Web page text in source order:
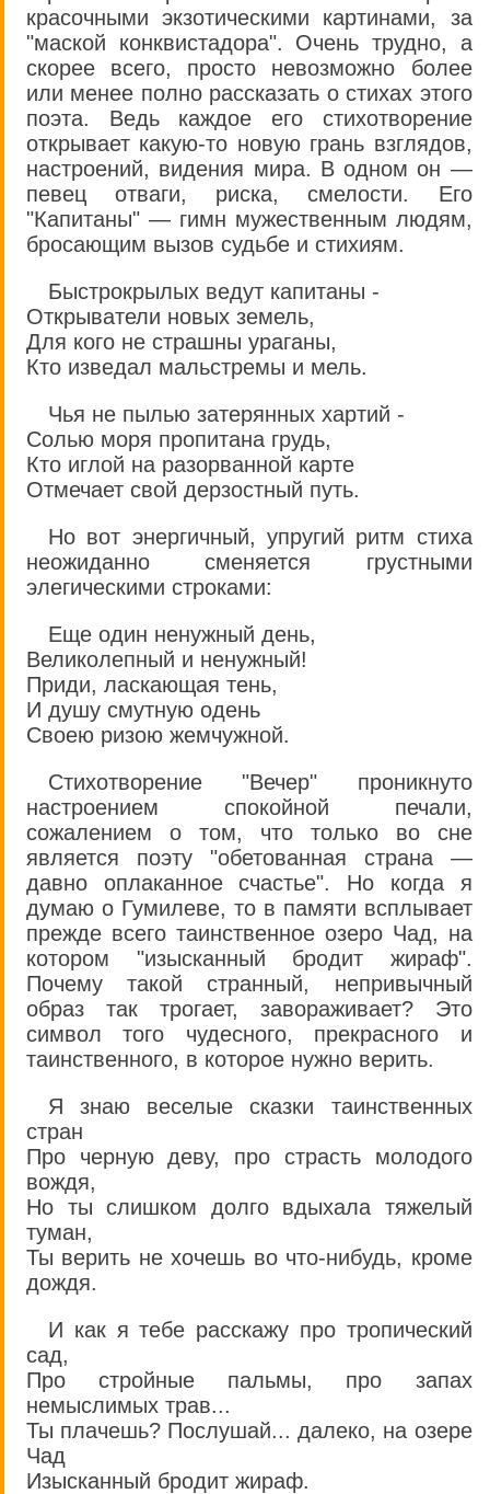
красочными экзотическими картинами, за
"маской конквистадора". Очень трудно, а
скорее всего, просто невозможно более
или менее полно рассказать о стихах этого
поэта. Ведь каждое его стихотворение
открывает какую-то новую грань взглядов,
настроений, видения мира. В одном он —
певец отваги, риска, смелости. Его
"Капитаны" — гимн мужественным людям,
бросающим вызов судьбе и стихиям.
Быстрокрылых ведут капитаны -
Открыватели новых земель,
Для кого не страшны ураганы,
Кто изведал мальстремы и мель.
Чья не пылью затерянных хартий -
Солью моря пропитана грудь,
Кто иглой на разорванной карте
Отмечает свой дерзостный путь.
Но вот энергичный, упругий ритм стиха
неожиданно сменяется грустными
элегическими строками:
Еще один ненужный день,
Великолепный и ненужный!
Приди, ласкающая тень,
И душу смутную одень
Своею ризою жемчужной.
Стихотворение "Вечер" проникнуто
настроением спокойной печали,
сожалением о том, что только во сне
является поэту "обетованная страна —
давно оплаканное счастье". Но когда я
думаю о Гумилеве, то в памяти всплывает
прежде всего таинственное озеро Чад, на
котором "изысканный бродит жираф".
Почему такой странный, непривычный
образ так трогает, завораживает? Это
символ того чудесного, прекрасного и
таинственного, в которое нужно верить.
Я знаю веселые сказки таинственных
стран
Про черную деву, про страсть молодого
вождя,
Но ты слишком долго вдыхала тяжелый
туман,
Ты верить не хочешь во что-нибудь, кроме
дождя.
И как я тебе расскажу про тропический
сад,
Про стройные пальмы, про запах
немыслимых трав...
Ты плачешь? Послушай... далеко, на озере
Чад
Изысканный бродит жираф.